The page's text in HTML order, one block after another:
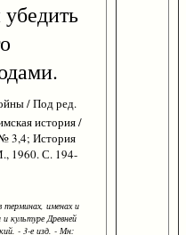
/ Под ред.
история /
3,4; История
1960. С. 194-
именах и
культуре Древней
- 3-е изд. - Мн: